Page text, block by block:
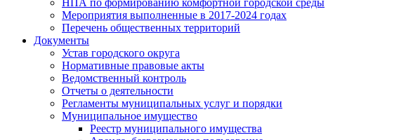
НПА по формированию комфортной городской среды
Мероприятия выполненные в 2017-2024 годах
Перечень общественных территорий
Документы
Устав городского округа
Нормативные правовые акты
Ведомственный контроль
Отчеты о деятельности
Регламенты муниципальных услуг и порядки
Муниципальное имущество
Реестр муниципального имущества